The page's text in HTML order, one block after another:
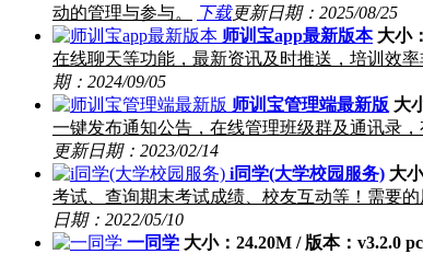
动的管理与参与。
下载更新日期：2025/08/25
师训宝app最新版本 大小
在线聊天等功能，最新资讯及时推送，培训效
期：2024/09/05
师训宝管理端最新版 大
一键发布通知公告，在线管理班级群及通讯录
更新日期：2023/02/14
i同学(大学校园服务) 大
考试、查询期末考试成绩、校友互动等！需要
日期：2022/05/10
一同学 大小：24.20M / 版本：v3.2.0